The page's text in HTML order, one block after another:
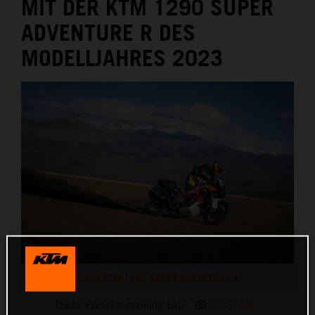
MIT DER KTM 1290 SUPER
ADVENTURE R DES
MODELLJAHRES 2023